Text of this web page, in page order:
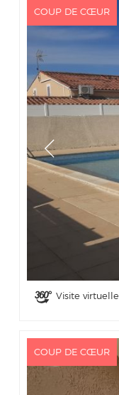
Visite virtuelle
COUP DE CŒUR
COUP DE CŒUR